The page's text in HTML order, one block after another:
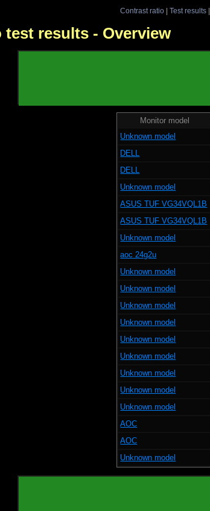
Contrast ratio| Test results|
results - Overview
Monitor model
Unknown model
DELL
DELL
Unknown model
ASUS TUF VG34VQL1B
ASUS TUF VG34VQL1B
Unknown model
aoc 24g2u
Unknown model
Unknown model
Unknown model
Unknown model
Unknown model
Unknown model
Unknown model
Unknown model
Unknown model
AOC
AOC
Unknown model